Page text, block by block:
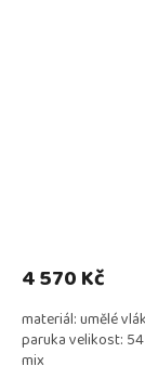
je
z
5
hvězdiček.
4 570 Kč
materiál: umělé
paruka velikost:
mix